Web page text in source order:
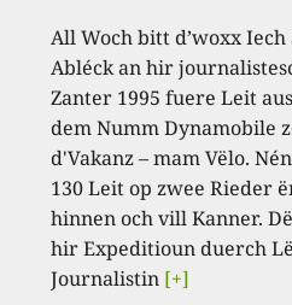
All Woch bitt d’woxx
Abléck an hir
Zanter 1995 fuere Leit
dem Numm Dynamobile
d'Vakanz – mam Vëlo.
130 Leit op zwee Rieder
hinnen och vill Kanner.
hir Expeditioun duerch
Journalistin [+]